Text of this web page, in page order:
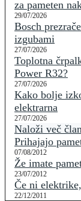
za pameten
29/07/2026
Bosch
izgubami
27/07/2026
Toplotna
Power R32?
27/07/2026
Kako bolje
elektrarna
27/07/2026
Naloži več
Prihajajo
07/08/2012
Že imate
23/07/2012
Če ni
22/12/2011